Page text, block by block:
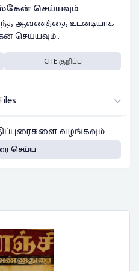
ஸ்கேன் செய்யவும்
இந்த ஆவணத்தை உடனடியாக
செய்யவும்..
CITE குறிப்பு
வழங்கவும்
செய்ய